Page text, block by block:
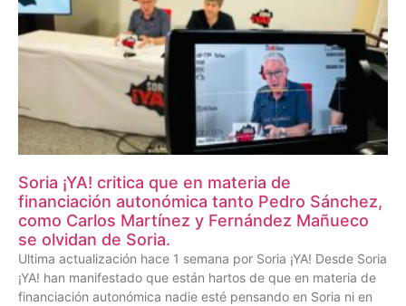
Soria ¡YA! critica que en materia de
financiación autonómica tanto Pedro Sánchez,
como Carlos Martínez y Fernández Mañueco
se olvidan de Soria.
Ultima actualización hace 1 semana por Soria ¡YA! Desde Soria
¡YA! han manifestado que están hartos de que en materia de
financiación autonómica nadie esté pensando en Soria ni en